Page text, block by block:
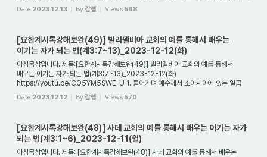
주 예수 그리스도께서 소아시아에 있...
Date 2023.12.13 By갈렙 Views 568
[요한계시록강해보완(49)] 빌라델비아 교회의 예를 통해서 배우는
이기는 자가 되는 법(계3:7~13)_2023-12-12(화)
아침묵상입니다. 제목:[요한계시록강해보완(49)] 빌라델비아 교회의 예를 통해서
배우는 이기는 자가 되는 법(계3:7~13)_2023-12-12(화)
https://youtu.be/CQ5YM5SWE_U 1. 들어가며 예수께서 소아시아에 있는 일곱
교회들에게 보내라고 한 편지들 가운데 빌라...
Date 2023.12.12 By갈렙 Views 570
[요한계시록강해보완(48)] 사데 교회의 예를 통해서 배우는 이기는 자가
되는 법(계3:1~6)_2023-12-11(월)
아침묵상입니다. 제목: [요한계시록강해보완(48)] 사데 교회의 예를 통해서 배우는